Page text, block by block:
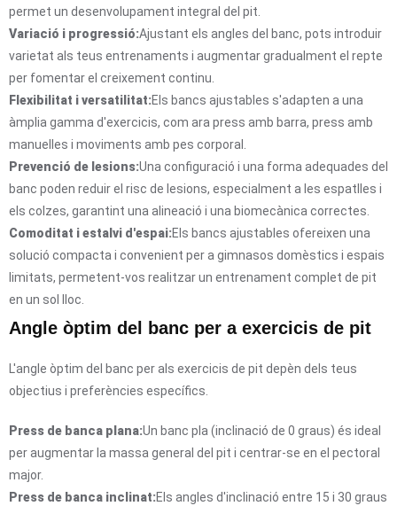
permet un desenvolupament integral del pit.
Variació i progressió:Ajustant els angles del banc, pots introduir
varietat als teus entrenaments i augmentar gradualment el repte
per fomentar el creixement continu.
Flexibilitat i versatilitat:Els bancs ajustables s'adapten a una
àmplia gamma d'exercicis, com ara press amb barra, press amb
manuelles i moviments amb pes corporal.
Prevenció de lesions:Una configuració i una forma adequades del
banc poden reduir el risc de lesions, especialment a les espatlles i
els colzes, garantint una alineació i una biomecànica correctes.
Comoditat i estalvi d'espai:Els bancs ajustables ofereixen una
solució compacta i convenient per a gimnasos domèstics i espais
limitats, permetent-vos realitzar un entrenament complet de pit
en un sol lloc.
Angle òptim del banc per a exercicis de pit
L'angle òptim del banc per als exercicis de pit depèn dels teus
objectius i preferències específics.
Press de banca plana:Un banc pla (inclinació de 0 graus) és ideal
per augmentar la massa general del pit i centrar-se en el pectoral
major.
Press de banca inclinat:Els angles d'inclinació entre 15 i 30 graus